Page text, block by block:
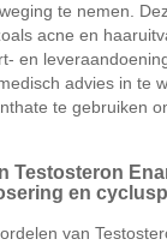
te nemen.
acne en
en
advies in te
te gebruiken
Testosteron
en
van